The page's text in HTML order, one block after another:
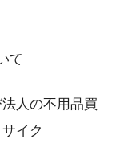
て
人の不用品買
イク